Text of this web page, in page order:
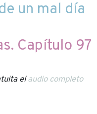
un mal día
Capítulo 97
elaudio completo